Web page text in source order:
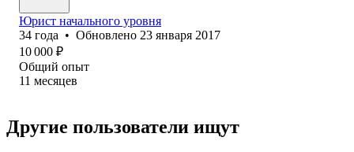
Юрист начального уровня
34 года • Обновлено 23 января 2017
10 000 ₽
Общий опыт
11 месяцев
Другие пользователи ищут